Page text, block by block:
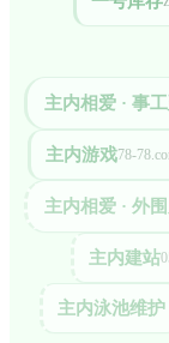
主内相爱 · 事
主内游戏78-
主内相爱 · 外
主内建站
主内泳池维护